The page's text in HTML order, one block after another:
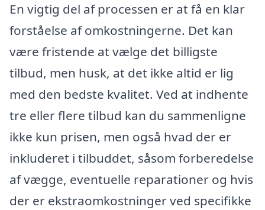
En vigtig del af processen er at få en klar
forståelse af omkostningerne. Det kan
være fristende at vælge det billigste
tilbud, men husk, at det ikke altid er lig
med den bedste kvalitet. Ved at indhente
tre eller flere tilbud kan du sammenligne
ikke kun prisen, men også hvad der er
inkluderet i tilbuddet, såsom forberedelse
af vægge, eventuelle reparationer og hvis
der er ekstraomkostninger ved specifikke